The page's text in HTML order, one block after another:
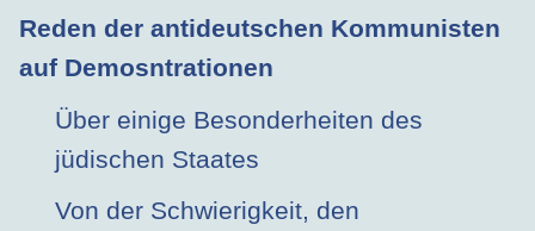
Reden der antideutschen Kommunisten
auf Demosntrationen
Über einige Besonderheiten des
jüdischen Staates
Von der Schwierigkeit, den